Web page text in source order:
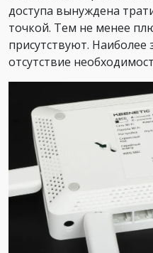
доступа вынуждена
точкой. Тем не менее
присутствуют.
отсутствие